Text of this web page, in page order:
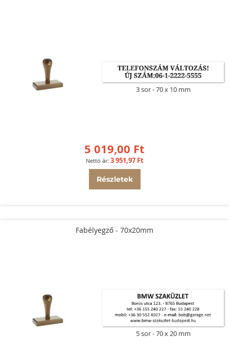
3 sor 70 x 10 mm
5 019,00 Ft
3 951,97 Ft
Részletek
Fabélyegző - 70x20mm
5 sor 70 x 20 mm